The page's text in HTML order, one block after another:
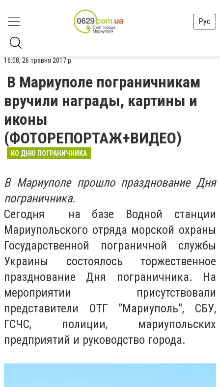
Рус
16:08, 26 травня 2017 р.
В Мариуполе пограничникам
вручили награды, картины и
иконы
(ФОТОРЕПОРТАЖ+ВИДЕО)
КО ДНЮ ПОГРАНИЧНИКА
В Мариуполе прошло празднование Дня
пограничника.
Сегодня на базе Водной станции
Мариупольского отряда морской охраны
Государственной пограничной службы
Украины состоялось торжественное
празднование Дня пограничника. На
мероприятии присутствовали
представители ОТГ "Мариуполь", СБУ,
ГСЧС, полиции, мариупольских
предприятий и руководство города.